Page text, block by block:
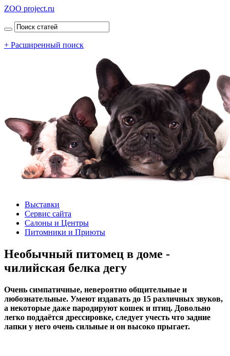
ZOO project.ru
+ Расширенный поиск
Выставки
Сервис сайта
Салоны и Центры
Питомники и Приюты
Необычный питомец в доме -
чилийская белка дегу
Очень симпатичные, невероятно общительные и
любознательные. Умеют издавать до 15 различных звуков,
а некоторые даже пародируют кошек и птиц. Довольно
легко поддаётся дрессировке, следует учесть что задние
лапки у него очень сильные и он высоко прыгает.